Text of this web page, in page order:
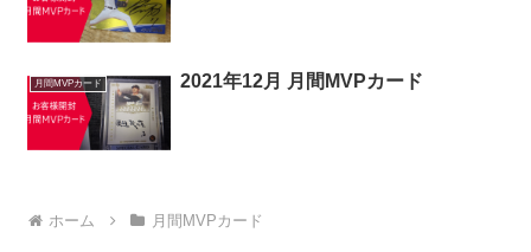
月間MVPカード 2021年12月 月間MVPカード
ホーム 月間MVPカード